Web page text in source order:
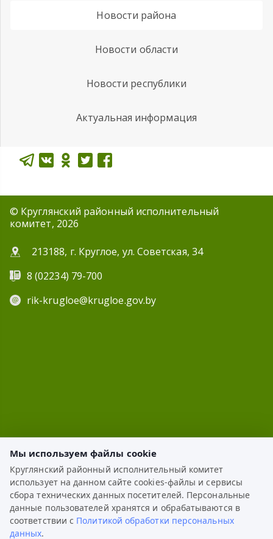
Новости района
Новости области
Новости республики
Актуальная информация
© Круглянский районный исполнительный
комитет, 2026
213188, г. Круглое, ул. Советская, 34
8 (02234) 79-700
rik-krugloe@krugloe.gov.by
ЭЛЕКТРОННОЕ ОБРАЩЕНИЕ
КАРТА САЙТА
Мы используем файлы cookie
Круглянский районный исполнительный комитет
использует на данном сайте cookies-файлы и сервисы
сбора технических данных посетителей. Персональные
данные пользователей хранятся и обрабатываются в
соответствии с Политикой обработки персональных
данных.